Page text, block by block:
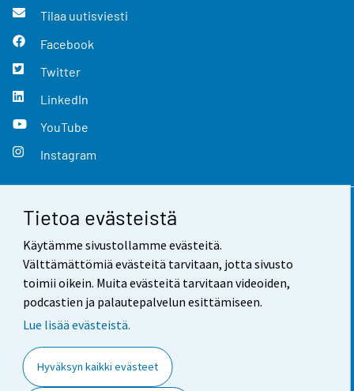
Tietoa evästeistä
Käytämme sivustollamme evästeitä.
Välttämättömiä evästeitä tarvitaan, jotta sivusto
toimii oikein. Muita evästeitä tarvitaan videoiden,
podcastien ja palautepalvelun esittämiseen.
Lue lisää evästeistä.
Hyväksyn kaikki evästeet
Tilaa uutisviesti
Facebook
Twitter
LinkedIn
YouTube
Instagram
Yhteystiedot
Palaute
Käyttöehdot
Saavutettavuus
Tietoa sivustosta